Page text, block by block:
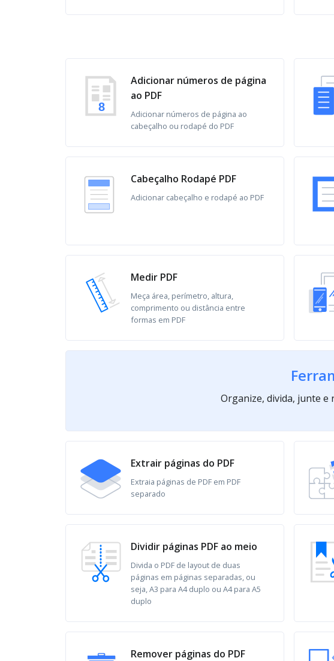
8
Adicionar números de página
ao PDF
Adicionar números de página ao
cabeçalho ou rodapé do PDF
Cabeçalho Rodapé PDF
Adicionar cabeçalho e rodapé ao PDF
Medir PDF
Meça área, perímetro, altura,
comprimento ou distância entre
formas em PDF
Organize, divida, junte e
Extrair páginas do PDF
Extraia páginas de PDF em PDF
separado
Dividir páginas PDF ao meio
Divida o PDF de layout de duas
páginas em páginas separadas, ou
seja, A3 para A4 duplo ou A4 para A5
duplo
Remover páginas do PDF